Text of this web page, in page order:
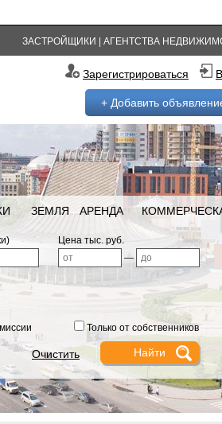
ЗАСТРОЙЩИКИ АГЕНТСТВА
Зарегистрироваться
+ Добавить
ЗЕМЛЯ АРЕНДА
Цена тыс. руб.
—
Только от собственников
Очистить